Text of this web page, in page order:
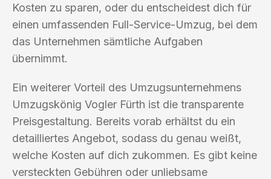
Kosten zu sparen, oder du entscheidest dich für
einen umfassenden Full-Service-Umzug, bei dem
das Unternehmen sämtliche Aufgaben
übernimmt.
Ein weiterer Vorteil des Umzugsunternehmens
Umzugskönig Vogler Fürth ist die transparente
Preisgestaltung. Bereits vorab erhältst du ein
detailliertes Angebot, sodass du genau weißt,
welche Kosten auf dich zukommen. Es gibt keine
versteckten Gebühren oder unliebsame